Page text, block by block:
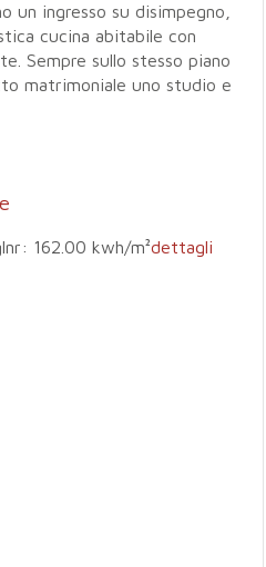
un ingresso su disimpegno,
cucina abitabile con
Sempre sullo stesso piano
matrimoniale uno studio e
162.00 kwh/m²dettagli